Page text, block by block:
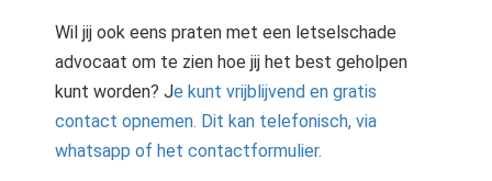
Wil jij ook eens praten met een letselschade
advocaat om te zien hoe jij het best geholpen
kunt worden? Je kunt vrijblijvend en gratis
contact opnemen. Dit kan telefonisch, via
whatsapp of het contactformulier.